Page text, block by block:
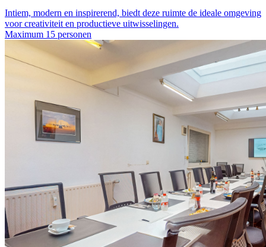
Intiem, modern en inspirerend, biedt deze ruimte de ideale omgeving
voor creativiteit en productieve uitwisselingen.
Maximum 15 personen